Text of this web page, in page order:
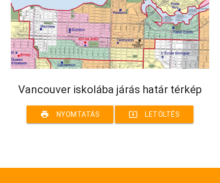
Vancouver iskolába járás határ térkép
print NYOMTATÁS system_update_alt LETÖLTÉS